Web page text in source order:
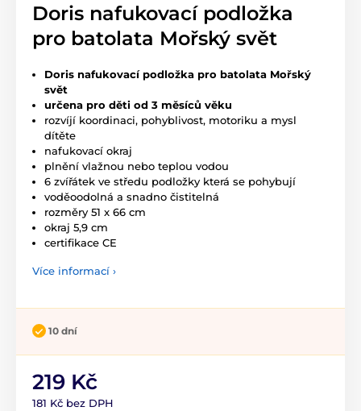
Doris nafukovací podložka
pro batolata Mořský svět
Doris nafukovací podložka pro batolata Mořský
svět
určena pro děti od 3 měsíců věku
rozvíjí koordinaci, pohyblivost, motoriku a mysl
dítěte
nafukovací okraj
plnění vlažnou nebo teplou vodou
6 zvířátek ve středu podložky která se pohybují
voděoodolná a snadno čistitelná
rozměry 51 x 66 cm
okraj 5,9 cm
certifikace CE
Více informací ›
10 dní
219 Kč
181 Kč bez DPH